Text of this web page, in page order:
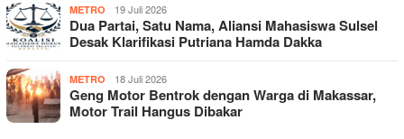
METRO 19 Juli 2026
Dua Partai, Satu Nama, Aliansi Mahasiswa Sulsel
Desak Klarifikasi Putriana Hamda Dakka
METRO 18 Juli 2026
Geng Motor Bentrok dengan Warga di Makassar,
Motor Trail Hangus Dibakar